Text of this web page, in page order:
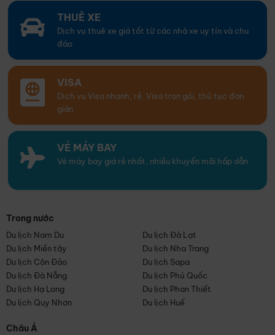
THUÊ XE
Dịch vụ thuê xe giá tốt từ các nhà xe uy tín và chu
đáo
VISA
Dịch vụ Visa nhanh, rẻ. Visa trọn gói, thủ tục đơn
giản
VÉ MÁY BAY
Vé máy bay giá rẻ nhất, nhiều khuyến mãi hấp dẫn
Trong nước
Du lịch Nam Du
Du lịch Đà Lạt
Du lịch Miền tây
Du lịch Nha Trang
Du lịch Côn Đảo
Du lịch Sapa
Du lịch Đà Nẵng
Du lịch Phú Quốc
Du lịch Hạ Long
Du lịch Phan Thiết
Du lịch Quy Nhơn
Du lịch Huế
Châu Á